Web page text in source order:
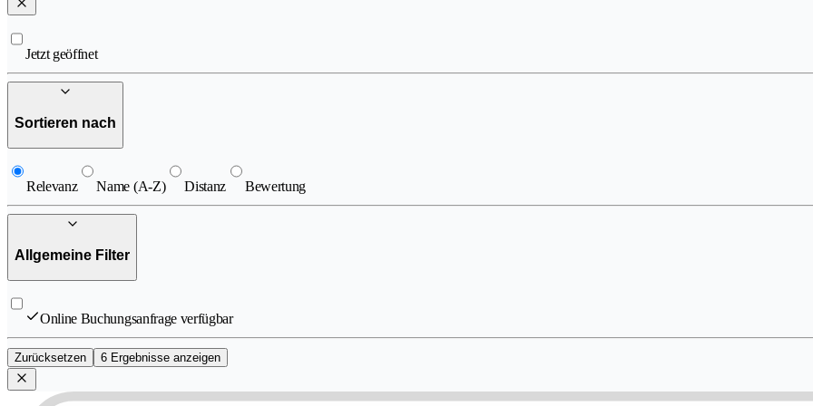
Jetzt geöffnet
Sortieren nach
Relevanz Name (A-Z) Distanz Bewertung
Allgemeine Filter
Online Buchungsanfrage verfügbar
Zurücksetzen 6 Ergebnisse anzeigen